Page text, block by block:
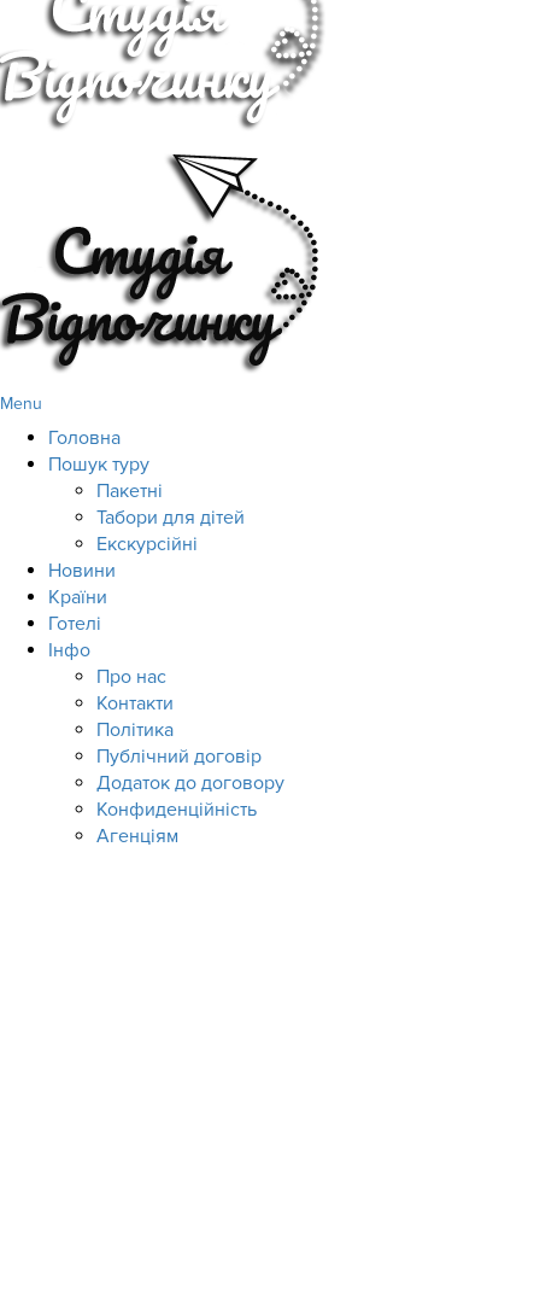
Menu
Головна
Пошук туру
Пакетні
Табори для дітей
Екскурсійні
Новини
Країни
Готелі
Інфо
Про нас
Контакти
Політика
Публічний договір
Додаток до договору
Конфиденційність
Агенціям